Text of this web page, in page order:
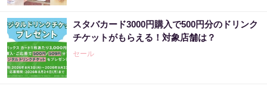
スタバカード3000円購入で500円分のドリンク
チケットがもらえる！対象店舗は？
セール